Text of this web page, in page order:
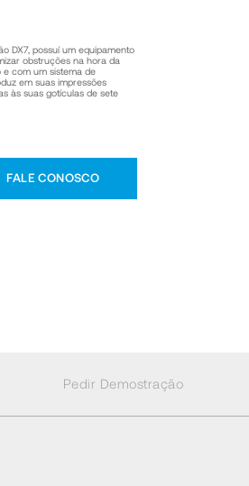
DX7, possuí um equipamento
obstruções na hora da
com um sistema de
em suas impressões
às suas gotículas de sete
FALE CONOSCO
Pedir Demostração